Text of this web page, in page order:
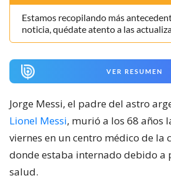
Estamos recopilando más
noticia, quédate atento a las
VER RESUMEN
Jorge Messi, el padre del astro
Lionel Messi, murió a los 68 años
viernes en un centro médico de la
donde estaba internado debido a
salud.